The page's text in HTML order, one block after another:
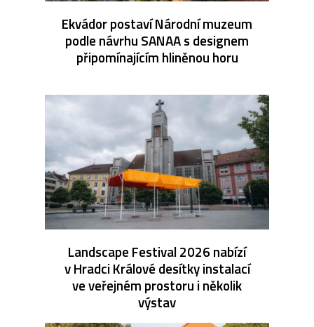
Ekvádor postaví Národní muzeum
podle návrhu SANAA s designem
připomínajícím hliněnou horu
Landscape Festival 2026 nabízí
v Hradci Králové desítky instalací
ve veřejném prostoru i několik
výstav